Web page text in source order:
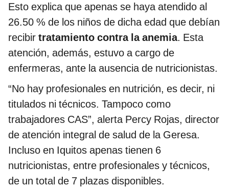
Esto explica que apenas se haya atendido al
26.50 % de los niños de dicha edad que debían
recibir tratamiento contra la anemia. Esta
atención, además, estuvo a cargo de
enfermeras, ante la ausencia de nutricionistas.
“No hay profesionales en nutrición, es decir, ni
titulados ni técnicos. Tampoco como
trabajadores CAS”, alerta Percy Rojas, director
de atención integral de salud de la Geresa.
Incluso en Iquitos apenas tienen 6
nutricionistas, entre profesionales y técnicos,
de un total de 7 plazas disponibles.